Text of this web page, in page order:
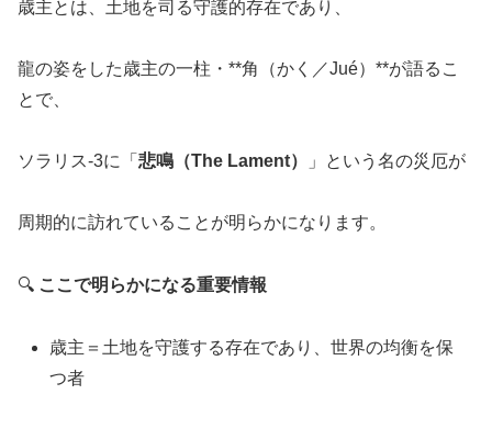
歳主とは、土地を司る守護的存在であり、
龍の姿をした歳主の一柱・**角（かく／Jué）**が語るこ
とで、
ソラリス-3に「 悲鳴（The Lament） 」という名の災厄が
周期的に訪れていることが明らかになります。
🔍 ここで明らかになる重要情報
歳主＝土地を守護する存在であり、世界の均衡を保
つ者